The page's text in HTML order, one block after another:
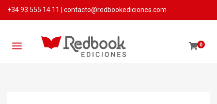
+34 93 555 14 11 contacto@redbookediciones.com
0